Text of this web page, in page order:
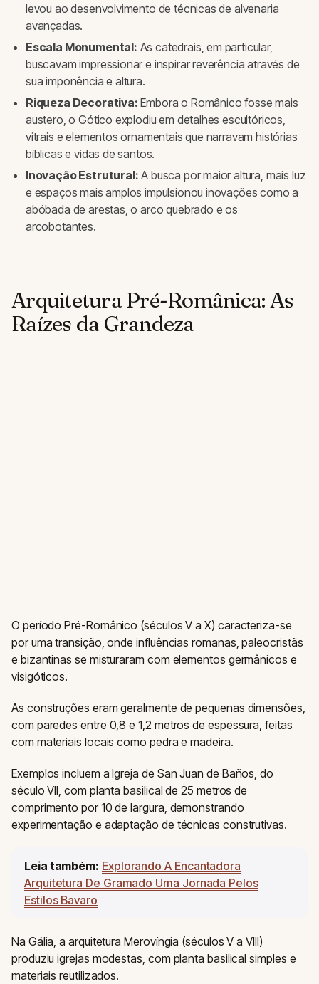
levou ao desenvolvimento de técnicas de alvenaria
avançadas.
Escala Monumental: As catedrais, em particular,
buscavam impressionar e inspirar reverência através de
sua imponência e altura.
Riqueza Decorativa: Embora o Românico fosse mais
austero, o Gótico explodiu em detalhes escultóricos,
vitrais e elementos ornamentais que narravam histórias
bíblicas e vidas de santos.
Inovação Estrutural: A busca por maior altura, mais luz
e espaços mais amplos impulsionou inovações como a
abóbada de arestas, o arco quebrado e os
arcobotantes.
Arquitetura Pré-Românica: As
Raízes da Grandeza
O período Pré-Românico (séculos V a X) caracteriza-se
por uma transição, onde influências romanas, paleocristãs
e bizantinas se misturaram com elementos germânicos e
visigóticos.
As construções eram geralmente de pequenas dimensões,
com paredes entre 0,8 e 1,2 metros de espessura, feitas
com materiais locais como pedra e madeira.
Exemplos incluem a Igreja de San Juan de Baños, do
século VII, com planta basilical de 25 metros de
comprimento por 10 de largura, demonstrando
experimentação e adaptação de técnicas construtivas.
Leia também: Explorando A Encantadora
Arquitetura De Gramado Uma Jornada Pelos
Estilos Bavaro
Na Gália, a arquitetura Merovíngia (séculos V a VIII)
produziu igrejas modestas, com planta basilical simples e
materiais reutilizados.